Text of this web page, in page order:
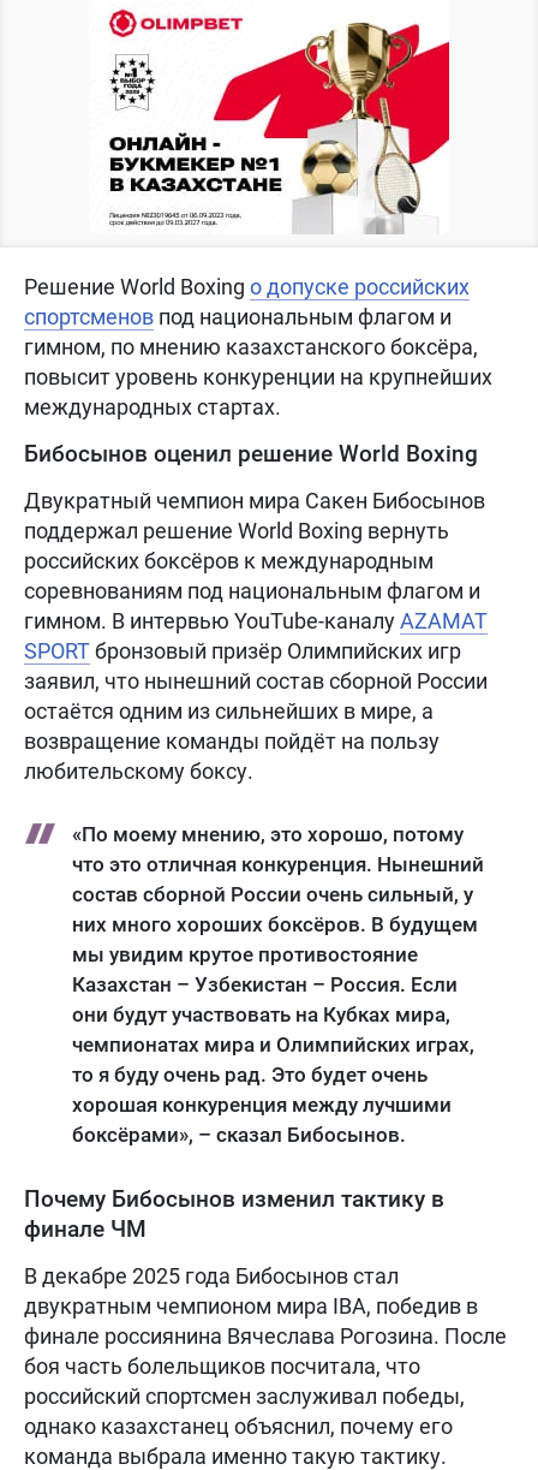
Решение World Boxing о допуске российских
спортсменов под национальным флагом и
гимном, по мнению казахстанского боксёра,
повысит уровень конкуренции на крупнейших
международных стартах.
Бибосынов оценил решение World Boxing
Двукратный чемпион мира Сакен Бибосынов
поддержал решение World Boxing вернуть
российских боксёров к международным
соревнованиям под национальным флагом и
гимном. В интервью YouTube-каналуAZAMAT
SPORTбронзовый призёр Олимпийских игр
заявил, что нынешний состав сборной России
остаётся одним из сильнейших в мире, а
возвращение команды пойдёт на пользу
любительскому боксу.
«По моему мнению, это хорошо, потому
что это отличная конкуренция. Нынешний
состав сборной России очень сильный, у
них много хороших боксёров. В будущем
мы увидим крутое противостояние
Казахстан – Узбекистан – Россия. Если
они будут участвовать на Кубках мира,
чемпионатах мира и Олимпийских играх,
то я буду очень рад. Это будет очень
хорошая конкуренция между лучшими
боксёрами», – сказал Бибосынов.
Почему Бибосынов изменил тактику в
финале ЧМ
В декабре 2025 года Бибосынов стал
двукратным чемпионом мира IBA, победив в
финале россиянина Вячеслава Рогозина. После
боя часть болельщиков посчитала, что
российский спортсмен заслуживал победы,
однако казахстанец объяснил, почему его
команда выбрала именно такую тактику.